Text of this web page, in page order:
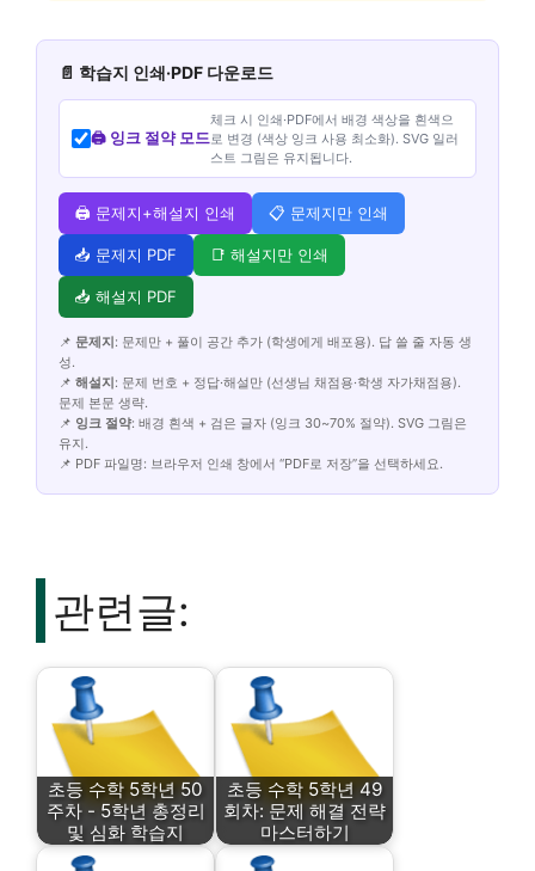
📄 학습지 인쇄·PDF 다운로드
🖨️ 잉크 절약 모드
체크 시 인쇄·PDF에서 배경 색상을 흰색으
로 변경 (색상 잉크 사용 최소화). SVG 일러
스트 그림은 유지됩니다.
🖨️ 문제지+해설지 인쇄 📋 문제지만 인쇄
📥 문제지 PDF 📑 해설지만 인쇄
📥 해설지 PDF
📌 문제지: 문제만 + 풀이 공간 추가 (학생에게 배포용). 답 쓸 줄 자동 생
성.
📌 해설지: 문제 번호 + 정답·해설만 (선생님 채점용·학생 자가채점용).
문제 본문 생략.
📌 잉크 절약: 배경 흰색 + 검은 글자 (잉크 30~70% 절약). SVG 그림은
유지.
📌 PDF 파일명: 브라우저 인쇄 창에서 “PDF로 저장”을 선택하세요.
관련글:
초등 수학 5학년 50
주차 - 5학년 총정리
및 심화 학습지
초등 수학 5학년 49
회차: 문제 해결 전략
마스터하기